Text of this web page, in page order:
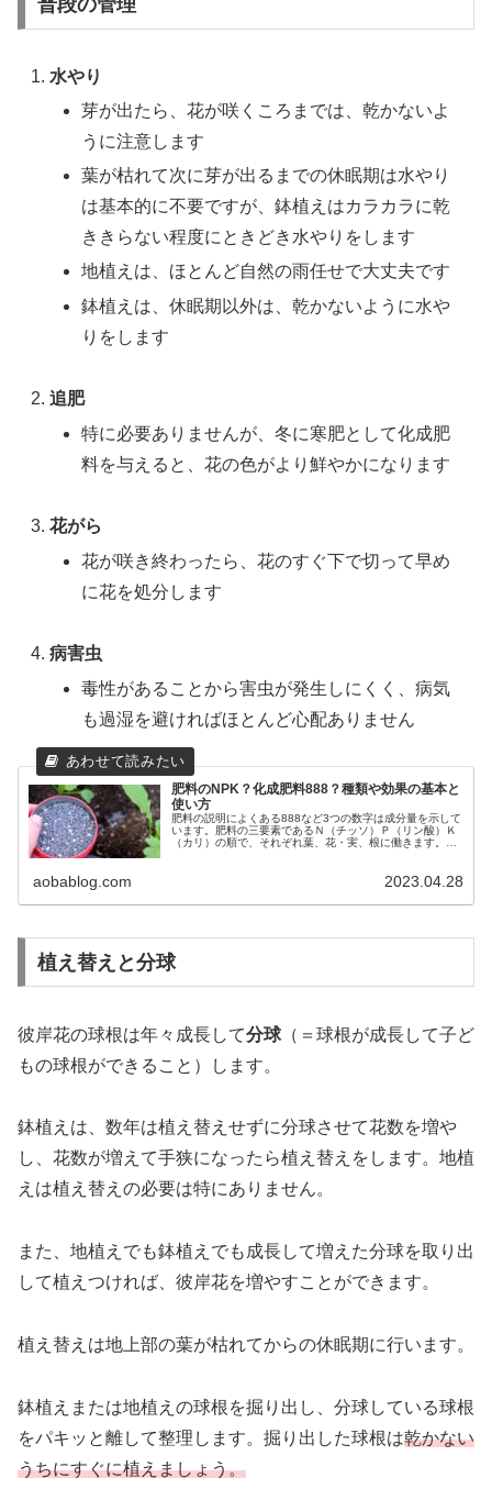
水やり
芽が出たら、花が咲くころまでは、乾かないよ
うに注意します
葉が枯れて次に芽が出るまでの休眠期は水やり
は基本的に不要ですが、鉢植えはカラカラに乾
ききらない程度にときどき水やりをします
地植えは、ほとんど自然の雨任せで大丈夫です
鉢植えは、休眠期以外は、乾かないように水や
りをします
追肥
特に必要ありませんが、冬に寒肥として化成肥
料を与えると、花の色がより鮮やかになります
花がら
花が咲き終わったら、花のすぐ下で切って早め
に花を処分します
病害虫
毒性があることから害虫が発生しにくく、病気
も過湿を避ければほとんど心配ありません
肥料のNPK？化成肥料888？種類や効果の基本と
使い方
肥料の説明によくある888など3つの数字は成分量を示して
います。肥料の三要素であるＮ（チッソ）Ｐ（リン酸）Ｋ
（カリ）の順で、それぞれ葉、花・実、根に働きます。肥
aobablog.com 2023.04.28
植え替えと分球
彼岸花の球根は年々成長して分球（＝球根が成長して子ど
もの球根ができること）します。
鉢植えは、数年は植え替えせずに分球させて花数を増や
し、花数が増えて手狭になったら植え替えをします。地植
えは植え替えの必要は特にありません。
また、地植えでも鉢植えでも成長して増えた分球を取り出
して植えつければ、彼岸花を増やすことができます。
植え替えは地上部の葉が枯れてからの休眠期に行います。
鉢植えまたは地植えの球根を掘り出し、分球している球根
をパキッと離して整理します。掘り出した球根は乾かない
うちにすぐに植えましょう。